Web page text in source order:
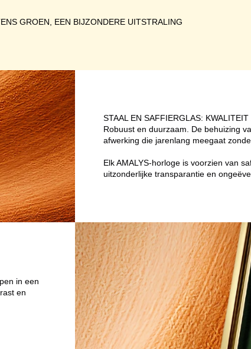
GROEN, EEN BIJZONDERE UITSTRALING
STAAL EN SAFFIERGLAS:
Robuust en duurzaam. De behuizing
afwerking die jarenlang meegaat
Elk AMALYS-horloge is voorzien van
uitzonderlijke transparantie en
in een
en